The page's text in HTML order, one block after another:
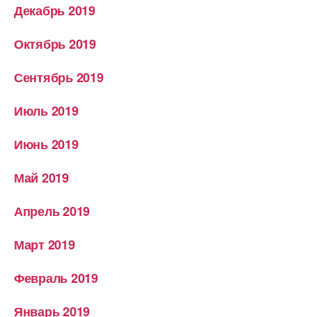
Декабрь 2019
Октябрь 2019
Сентябрь 2019
Июль 2019
Июнь 2019
Май 2019
Апрель 2019
Март 2019
Февраль 2019
Январь 2019